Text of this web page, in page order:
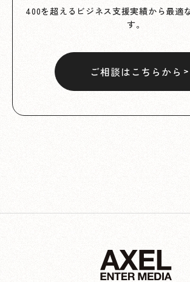
400を超えるビジネス支援実績から最適
す。
ご相談はこちらから